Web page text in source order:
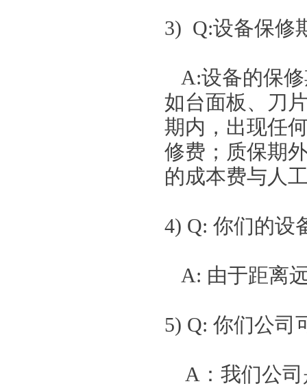
3) Q:设备保修
A:设备的保修
如台面板、刀
期内，出现
修费；质保期
的成本费与
4) Q: 你们的设
A: 由于距离
5) Q: 你们公司
A：我们公司